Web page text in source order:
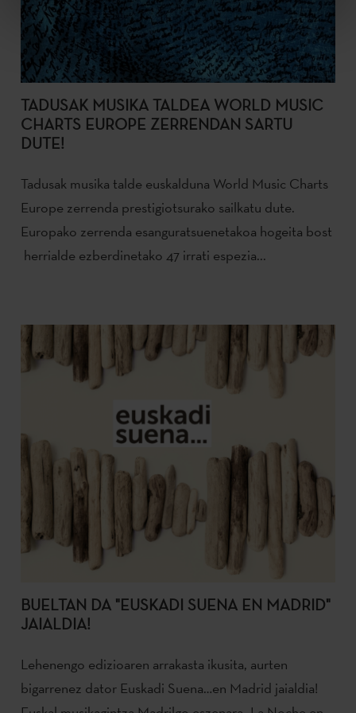
TADUSAK MUSIKA TALDEA WORLD MUSIC
CHARTS EUROPE ZERRENDAN SARTU
DUTE!
Tadusak musika talde euskalduna World Music Charts
Europe zerrenda prestigiotsurako sailkatu dute.
Europako zerrenda esanguratsuenetakoa hogeita bost
herrialde ezberdinetako 47 irrati espezia...
BUELTAN DA "EUSKADI SUENA EN MADRID"
JAIALDIA!
Lehenengo edizioaren arrakasta ikusita, aurten
bigarrenez dator Euskadi Suena…en Madrid jaialdia!